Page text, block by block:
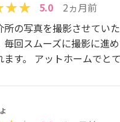
5.0
2ヵ月前
所の写真を撮影させてい
毎回スムーズに撮影に進
ます。 アットホームでと